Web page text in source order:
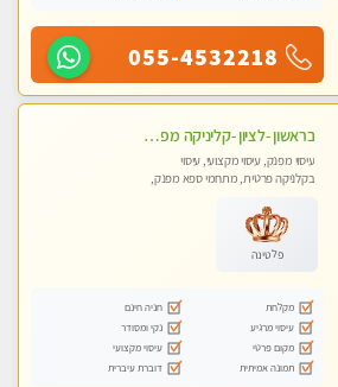
055-4532218
בראשון -לציון -קליניקה מפוארת צוות צעיר ומקצועי לעיסוי VIP באווירה חמה ונעימה מומלץ ביותר! חוויה מפנקת מאוד ... ללא מין !!
עיסוי מפנק, עיסוי מקצועי, עיסוי
בקלניקה פרטית, מתחמי ספא מפנק,
פלטינה
מקלחת
חניה חינם
עיסוי מרגיע
נקי ומסודר
מקום פרטי
עיסוי מקצועי
תמונה אמיתית
דוברת עיברית